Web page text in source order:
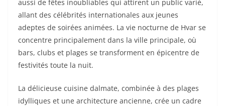
aussi de fêtes inoubliables qui attirent un public varié,
allant des célébrités internationales aux jeunes
adeptes de soirées animées. La vie nocturne de Hvar se
concentre principalement dans la ville principale, où
bars, clubs et plages se transforment en épicentre de
festivités toute la nuit.
La délicieuse cuisine dalmate, combinée à des plages
idylliques et une architecture ancienne, crée un cadre